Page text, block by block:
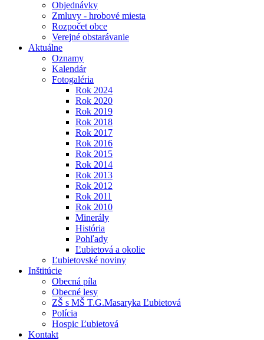
Objednávky
Zmluvy - hrobové miesta
Rozpočet obce
Verejné obstarávanie
Aktuálne
Oznamy
Kalendár
Fotogaléria
Rok 2024
Rok 2020
Rok 2019
Rok 2018
Rok 2017
Rok 2016
Rok 2015
Rok 2014
Rok 2013
Rok 2012
Rok 2011
Rok 2010
Minerály
História
Pohľady
Ľubietová a okolie
Ľubietovské noviny
Inštitúcie
Obecná píla
Obecné lesy
ZŠ s MŠ T.G.Masaryka Ľubietová
Polícia
Hospic Ľubietová
Kontakt